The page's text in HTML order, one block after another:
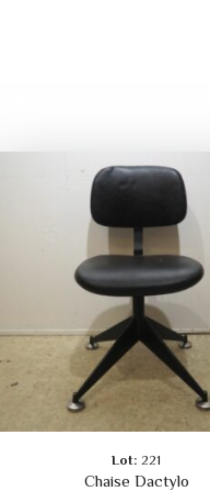
Lot: 221
Chaise Dactylo